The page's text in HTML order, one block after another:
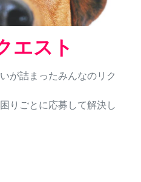
エスト
が詰まったみんなのリク
りごとに応募して解決し